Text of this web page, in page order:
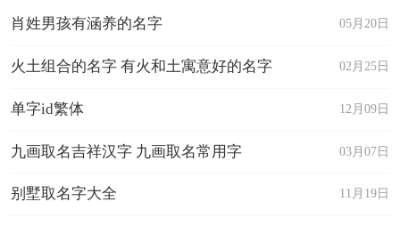
05月20日
肖姓男孩有涵养的名字
02月25日
火土组合的名字 有火和土寓意好的名字
12月09日
单字id繁体
03月07日
九画取名吉祥汉字 九画取名常用字
11月19日
别墅取名字大全